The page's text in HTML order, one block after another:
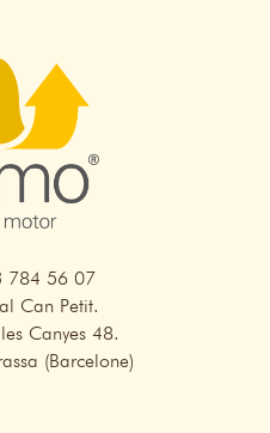
784 56 07
Can Petit.
Canyes 48.
(Barcelone)